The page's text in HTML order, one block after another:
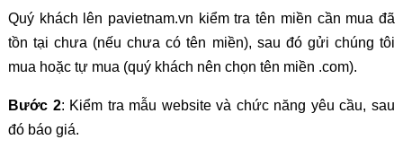
Quý khách lên pavietnam.vn kiểm tra tên miền cần mua đã
tồn tại chưa (nếu chưa có tên miền), sau đó gửi chúng tôi
mua hoặc tự mua (quý khách nên chọn tên miền .com).
Bước 2: Kiểm tra mẫu website và chức năng yêu cầu, sau
đó báo giá.